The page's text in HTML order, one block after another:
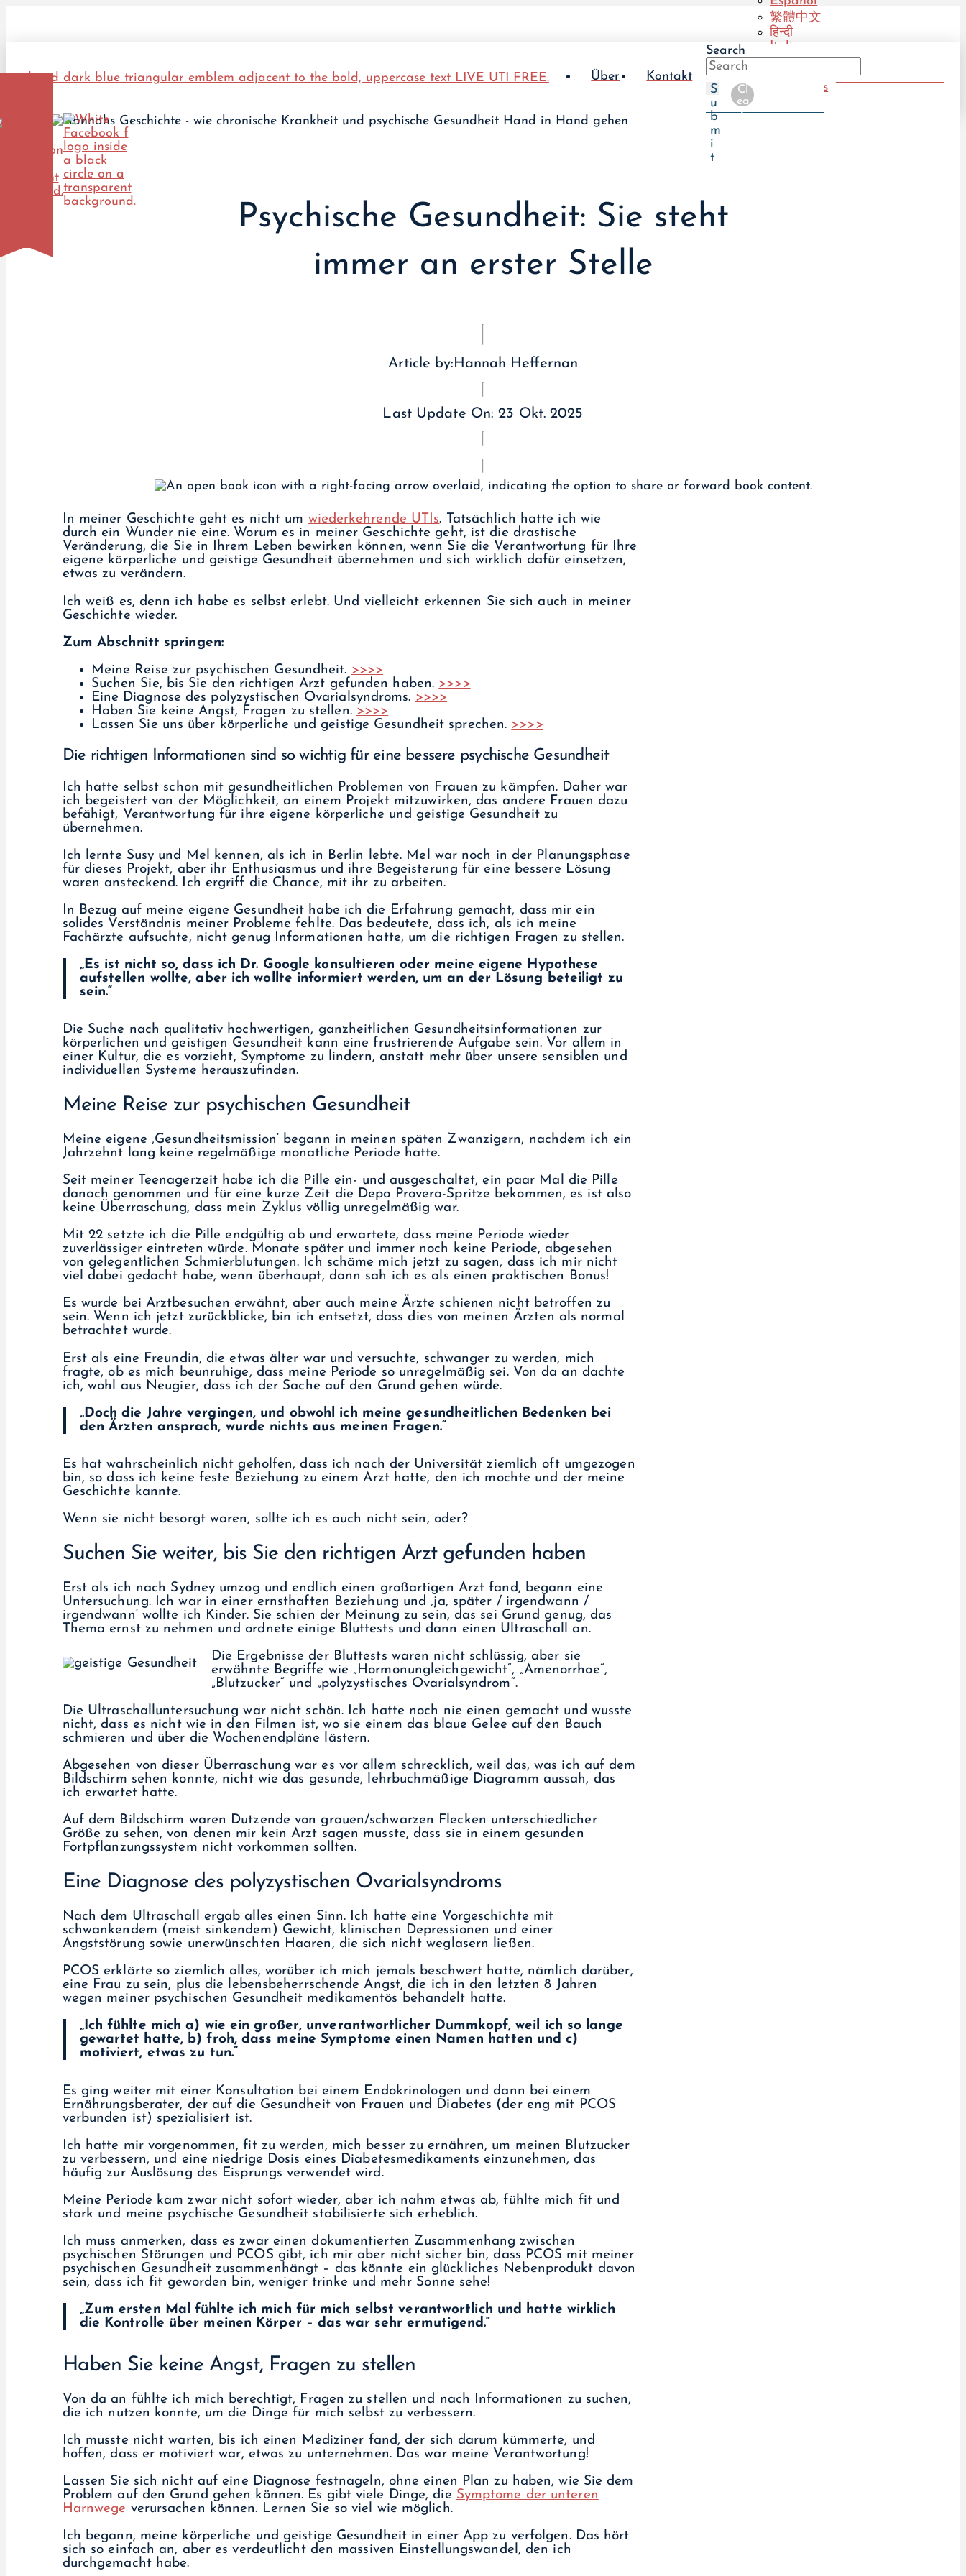
繁體中文
हिन्दी
Italiano
Português
(BR)
Português
Über Kontakt
Search
S
u
b
m
i
t
Cl
ea
r
Take The UTI Quiz
Psychische Gesundheit: Sie steht
immer an erster Stelle
Article by:Hannah Heffernan
Last Update On:23 Okt. 2025
In meiner Geschichte geht es nicht um wiederkehrende UTIs. Tatsächlich hatte ich wie
durch ein Wunder nie eine. Worum es in meiner Geschichte geht, ist die drastische
Veränderung, die Sie in Ihrem Leben bewirken können, wenn Sie die Verantwortung für Ihre
eigene körperliche und geistige Gesundheit übernehmen und sich wirklich dafür einsetzen,
etwas zu verändern.
Ich weiß es, denn ich habe es selbst erlebt. Und vielleicht erkennen Sie sich auch in meiner
Geschichte wieder.
Zum Abschnitt springen:
Meine Reise zur psychischen Gesundheit. >>>>
Suchen Sie, bis Sie den richtigen Arzt gefunden haben. >>>>
Eine Diagnose des polyzystischen Ovarialsyndroms. >>>>
Haben Sie keine Angst, Fragen zu stellen. >>>>
Lassen Sie uns über körperliche und geistige Gesundheit sprechen. >>>>
Die richtigen Informationen sind so wichtig für eine bessere psychische Gesundheit
Ich hatte selbst schon mit gesundheitlichen Problemen von Frauen zu kämpfen. Daher war
ich begeistert von der Möglichkeit, an einem Projekt mitzuwirken, das andere Frauen dazu
befähigt, Verantwortung für ihre eigene körperliche und geistige Gesundheit zu
übernehmen.
Ich lernte Susy und Mel kennen, als ich in Berlin lebte. Mel war noch in der Planungsphase
für dieses Projekt, aber ihr Enthusiasmus und ihre Begeisterung für eine bessere Lösung
waren ansteckend. Ich ergriff die Chance, mit ihr zu arbeiten.
In Bezug auf meine eigene Gesundheit habe ich die Erfahrung gemacht, dass mir ein
solides Verständnis meiner Probleme fehlte. Das bedeutete, dass ich, als ich meine
Fachärzte aufsuchte, nicht genug Informationen hatte, um die richtigen Fragen zu stellen.
„Es ist nicht so, dass ich Dr. Google konsultieren oder meine eigene Hypothese
aufstellen wollte, aber ich wollte informiert werden, um an der Lösung beteiligt zu
sein.“
Die Suche nach qualitativ hochwertigen, ganzheitlichen Gesundheitsinformationen zur
körperlichen und geistigen Gesundheit kann eine frustrierende Aufgabe sein. Vor allem in
einer Kultur, die es vorzieht, Symptome zu lindern, anstatt mehr über unsere sensiblen und
individuellen Systeme herauszufinden.
Meine Reise zur psychischen Gesundheit
Meine eigene ‚Gesundheitsmission‘ begann in meinen späten Zwanzigern, nachdem ich ein
Jahrzehnt lang keine regelmäßige monatliche Periode hatte.
Seit meiner Teenagerzeit habe ich die Pille ein- und ausgeschaltet, ein paar Mal die Pille
danach genommen und für eine kurze Zeit die Depo Provera-Spritze bekommen, es ist also
keine Überraschung, dass mein Zyklus völlig unregelmäßig war.
Mit 22 setzte ich die Pille endgültig ab und erwartete, dass meine Periode wieder
zuverlässiger eintreten würde. Monate später und immer noch keine Periode, abgesehen
von gelegentlichen Schmierblutungen. Ich schäme mich jetzt zu sagen, dass ich mir nicht
viel dabei gedacht habe, wenn überhaupt, dann sah ich es als einen praktischen Bonus!
Es wurde bei Arztbesuchen erwähnt, aber auch meine Ärzte schienen nicht betroffen zu
sein. Wenn ich jetzt zurückblicke, bin ich entsetzt, dass dies von meinen Ärzten als normal
betrachtet wurde.
Erst als eine Freundin, die etwas älter war und versuchte, schwanger zu werden, mich
fragte, ob es mich beunruhige, dass meine Periode so unregelmäßig sei. Von da an dachte
ich, wohl aus Neugier, dass ich der Sache auf den Grund gehen würde.
„Doch die Jahre vergingen, und obwohl ich meine gesundheitlichen Bedenken bei
den Ärzten ansprach, wurde nichts aus meinen Fragen.“
Es hat wahrscheinlich nicht geholfen, dass ich nach der Universität ziemlich oft umgezogen
bin, so dass ich keine feste Beziehung zu einem Arzt hatte, den ich mochte und der meine
Geschichte kannte.
Wenn sie nicht besorgt waren, sollte ich es auch nicht sein, oder?
Suchen Sie weiter, bis Sie den richtigen Arzt gefunden haben
Erst als ich nach Sydney umzog und endlich einen großartigen Arzt fand, begann eine
Untersuchung. Ich war in einer ernsthaften Beziehung und ‚ja, später / irgendwann /
irgendwann‘ wollte ich Kinder. Sie schien der Meinung zu sein, das sei Grund genug, das
Thema ernst zu nehmen und ordnete einige Bluttests und dann einen Ultraschall an.
Die Ergebnisse der Bluttests waren nicht schlüssig, aber sie
erwähnte Begriffe wie „Hormonungleichgewicht“, „Amenorrhoe“,
„Blutzucker“ und „polyzystisches Ovarialsyndrom“.
Die Ultraschalluntersuchung war nicht schön. Ich hatte noch nie einen gemacht und wusste
nicht, dass es nicht wie in den Filmen ist, wo sie einem das blaue Gelee auf den Bauch
schmieren und über die Wochenendpläne lästern.
Abgesehen von dieser Überraschung war es vor allem schrecklich, weil das, was ich auf dem
Bildschirm sehen konnte, nicht wie das gesunde, lehrbuchmäßige Diagramm aussah, das
ich erwartet hatte.
Auf dem Bildschirm waren Dutzende von grauen/schwarzen Flecken unterschiedlicher
Größe zu sehen, von denen mir kein Arzt sagen musste, dass sie in einem gesunden
Fortpflanzungssystem nicht vorkommen sollten.
Eine Diagnose des polyzystischen Ovarialsyndroms
Nach dem Ultraschall ergab alles einen Sinn. Ich hatte eine Vorgeschichte mit
schwankendem (meist sinkendem) Gewicht, klinischen Depressionen und einer
Angststörung sowie unerwünschten Haaren, die sich nicht weglasern ließen.
PCOS erklärte so ziemlich alles, worüber ich mich jemals beschwert hatte, nämlich darüber,
eine Frau zu sein, plus die lebensbeherrschende Angst, die ich in den letzten 8 Jahren
wegen meiner psychischen Gesundheit medikamentös behandelt hatte.
„Ich fühlte mich a) wie ein großer, unverantwortlicher Dummkopf, weil ich so lange
gewartet hatte, b) froh, dass meine Symptome einen Namen hatten und c)
motiviert, etwas zu tun.“
Es ging weiter mit einer Konsultation bei einem Endokrinologen und dann bei einem
Ernährungsberater, der auf die Gesundheit von Frauen und Diabetes (der eng mit PCOS
verbunden ist) spezialisiert ist.
Ich hatte mir vorgenommen, fit zu werden, mich besser zu ernähren, um meinen Blutzucker
zu verbessern, und eine niedrige Dosis eines Diabetesmedikaments einzunehmen, das
häufig zur Auslösung des Eisprungs verwendet wird.
Meine Periode kam zwar nicht sofort wieder, aber ich nahm etwas ab, fühlte mich fit und
stark und meine psychische Gesundheit stabilisierte sich erheblich.
Ich muss anmerken, dass es zwar einen dokumentierten Zusammenhang zwischen
psychischen Störungen und PCOS gibt, ich mir aber nicht sicher bin, dass PCOS mit meiner
psychischen Gesundheit zusammenhängt – das könnte ein glückliches Nebenprodukt davon
sein, dass ich fit geworden bin, weniger trinke und mehr Sonne sehe!
„Zum ersten Mal fühlte ich mich für mich selbst verantwortlich und hatte wirklich
die Kontrolle über meinen Körper – das war sehr ermutigend.“
Haben Sie keine Angst, Fragen zu stellen
Von da an fühlte ich mich berechtigt, Fragen zu stellen und nach Informationen zu suchen,
die ich nutzen konnte, um die Dinge für mich selbst zu verbessern.
Ich musste nicht warten, bis ich einen Mediziner fand, der sich darum kümmerte, und
hoffen, dass er motiviert war, etwas zu unternehmen. Das war meine Verantwortung!
Lassen Sie sich nicht auf eine Diagnose festnageln, ohne einen Plan zu haben, wie Sie dem
Problem auf den Grund gehen können. Es gibt viele Dinge, die Symptome der unteren
Harnwege verursachen können. Lernen Sie so viel wie möglich.
Ich begann, meine körperliche und geistige Gesundheit in einer App zu verfolgen. Das hört
sich so einfach an, aber es verdeutlicht den massiven Einstellungswandel, den ich
durchgemacht habe.